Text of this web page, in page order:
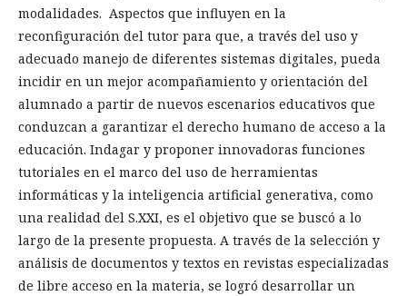
modalidades. Aspectos que influyen en la
reconfiguración del tutor para que, a través del uso y
adecuado manejo de diferentes sistemas digitales, pueda
incidir en un mejor acompañamiento y orientación del
alumnado a partir de nuevos escenarios educativos que
conduzcan a garantizar el derecho humano de acceso a la
educación. Indagar y proponer innovadoras funciones
tutoriales en el marco del uso de herramientas
informáticas y la inteligencia artificial generativa, como
una realidad del S.XXI, es el objetivo que se buscó a lo
largo de la presente propuesta. A través de la selección y
análisis de documentos y textos en revistas especializadas
de libre acceso en la materia, se logró desarrollar un